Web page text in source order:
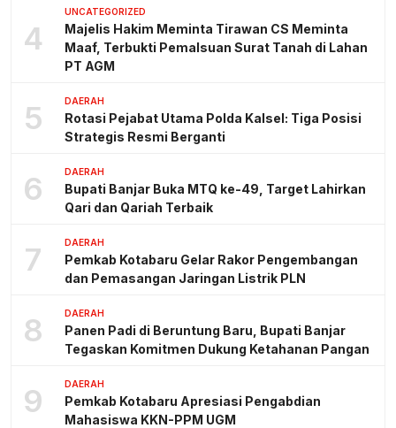
4
UNCATEGORIZED
Majelis Hakim Meminta Tirawan CS Meminta
Maaf, Terbukti Pemalsuan Surat Tanah di Lahan
PT AGM
5 DAERAH
Rotasi Pejabat Utama Polda Kalsel: Tiga Posisi
Strategis Resmi Berganti
6 DAERAH
Bupati Banjar Buka MTQ ke-49, Target Lahirkan
Qari dan Qariah Terbaik
7 DAERAH
Pemkab Kotabaru Gelar Rakor Pengembangan
dan Pemasangan Jaringan Listrik PLN
8 DAERAH
Panen Padi di Beruntung Baru, Bupati Banjar
Tegaskan Komitmen Dukung Ketahanan Pangan
9 DAERAH
Pemkab Kotabaru Apresiasi Pengabdian
Mahasiswa KKN-PPM UGM